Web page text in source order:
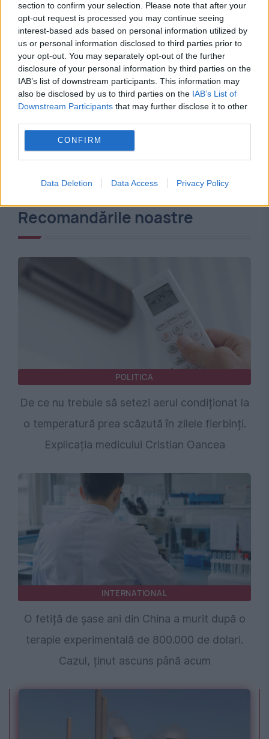
section to confirm your selection. Please note that after your
opt-out request is processed you may continue seeing
interest-based ads based on personal information utilized by
us or personal information disclosed to third parties prior to
your opt-out. You may separately opt-out of the further
disclosure of your personal information by third parties on the
IAB’s list of downstream participants. This information may
also be disclosed by us to third parties on the IAB’s List of
Downstream Participants that may further disclose it to other
CONFIRM
Data Deletion Data Access Privacy Policy
Recomandările noastre
POLITICA
De ce nu trebuie să setezi aerul condiționat la
o temperatură prea scăzută în zilele fierbinți.
Explicația medicului Cristian Oancea
INTERNATIONAL
O fetiță de șase ani din China a murit după o
terapie experimentală de 800.000 de dolari.
Cazul, ținut ascuns până acum